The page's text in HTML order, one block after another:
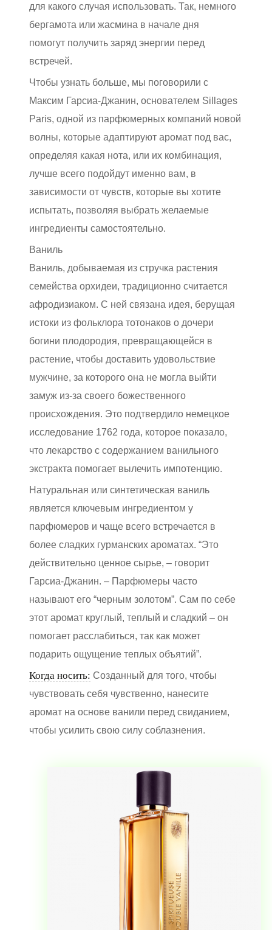
для какого случая использовать. Так, немного
бергамота или жасмина в начале дня
помогут получить заряд энергии перед
встречей.
Чтобы узнать больше, мы поговорили с
Максим Гарсиа-Джанин, основателем Sillages
Paris, одной из парфюмерных компаний новой
волны, которые адаптируют аромат под вас,
определяя какая нота, или их комбинация,
лучше всего подойдут именно вам, в
зависимости от чувств, которые вы хотите
испытать, позволяя выбрать желаемые
ингредиенты самостоятельно.
Ваниль
Ваниль, добываемая из стручка растения
семейства орхидеи, традиционно считается
афродизиаком. С ней связана идея, берущая
истоки из фольклора тотонаков о дочери
богини плодородия, превращающейся в
растение, чтобы доставить удовольствие
мужчине, за которого она не могла выйти
замуж из-за своего божественного
происхождения. Это подтвердило немецкое
исследование 1762 года, которое показало,
что лекарство с содержанием ванильного
экстракта помогает вылечить импотенцию.
Натуральная или синтетическая ваниль
является ключевым ингредиентом у
парфюмеров и чаще всего встречается в
более сладких гурманских ароматах. “Это
действительно ценное сырье, – говорит
Гарсиа-Джанин. – Парфюмеры часто
называют его “черным золотом”. Сам по себе
этот аромат круглый, теплый и сладкий – он
помогает расслабиться, так как может
подарить ощущение теплых объятий”.
Когда носить: Созданный для того, чтобы
чувствовать себя чувственно, нанесите
аромат на основе ванили перед свиданием,
чтобы усилить свою силу соблазнения.